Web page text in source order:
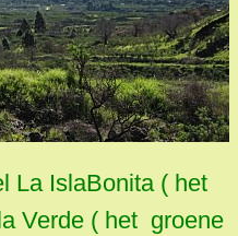
La IslaBonita ( het
Verde ( het groene